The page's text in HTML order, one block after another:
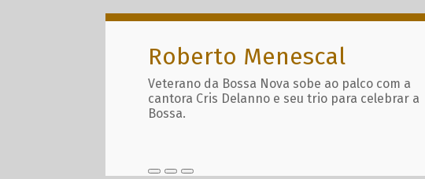
Roberto Menescal
Veterano da Bossa Nova sobe ao palco com a
cantora Cris Delanno e seu trio para celebrar a
Bossa.